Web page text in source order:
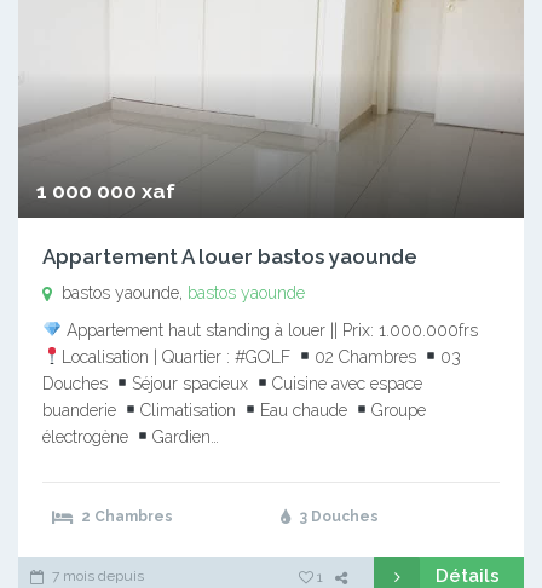
1 000 000 xaf
Appartement A louer bastos yaounde
bastos yaounde, bastos yaounde
Appartement haut standing à louer || Prix: 1.000.000frs
Localisation | Quartier : #GOLF
02 Chambres
03
Douches
Séjour spacieux
Cuisine avec espace
buanderie
Climatisation Eau chaude
Groupe
électrogène
Gardien…
2 Chambres 3 Douches
7 mois depuis 1 Détails